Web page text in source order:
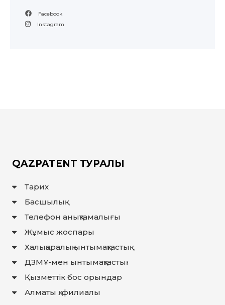
Facebook
Instagram
QAZPATENT ТУРАЛЫ
Тарих
Басшылық
Телефон анықтамалығы
Жұмыс жоспары
Халықаралық ынтымақтастық
ДЗМҰ-мен ынтымақтастық
Қызметтік бос орындар
Алматы қ. филиалы